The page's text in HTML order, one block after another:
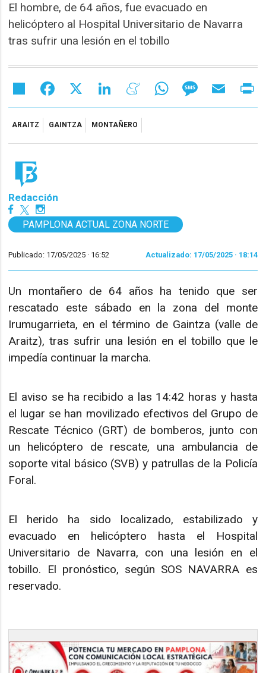
El hombre, de 64 años, fue evacuado en
helicóptero al Hospital Universitario de Navarra
tras sufrir una lesión en el tobillo
Share Facebook LinkedIn MeneameWhatsAppMessageEmail
ARAITZ GAINTZA MONTAÑERO
Redacción
PAMPLONA ACTUAL ZONA NORTE
Publicado: 17/05/2025 · 16:52 Actualizado: 17/05/2025 · 18:14
Un montañero de 64 años ha tenido que ser
rescatado este sábado en la zona del monte
Irumugarrieta, en el término de Gaintza (valle de
Araitz), tras sufrir una lesión en el tobillo que le
impedía continuar la marcha.
El aviso se ha recibido a las 14:42 horas y hasta
el lugar se han movilizado efectivos del Grupo de
Rescate Técnico (GRT) de bomberos, junto con
un helicóptero de rescate, una ambulancia de
soporte vital básico (SVB) y patrullas de la Policía
Foral.
El herido ha sido localizado, estabilizado y
evacuado en helicóptero hasta el Hospital
Universitario de Navarra, con una lesión en el
tobillo. El pronóstico, según SOS NAVARRA es
reservado.